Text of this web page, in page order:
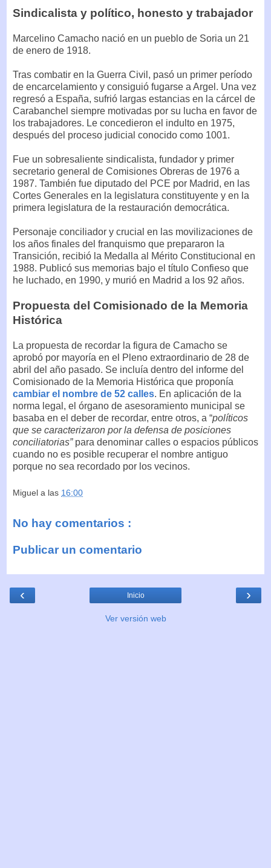
Sindicalista y político, honesto y trabajador
Marcelino Camacho nació en un pueblo de Soria un 21
de enero de 1918.
Tras combatir en la Guerra Civil, pasó un primer período
de encarcelamiento y consiguió fugarse a Argel. Una vez
regresó a España, sufrió largas estancias en la cárcel de
Carabanchel siempre motivadas por su lucha en favor de
los trabajadores. Le concedieron el indulto en 1975,
después del proceso judicial conocido como 1001.
Fue un sobresaliente sindicalista, fundador y primer
secretario general de Comisiones Obreras de 1976 a
1987. También fue diputado del PCE por Madrid, en las
Cortes Generales en la legislatura constituyente y en la
primera legislatura de la restauración democrática.
Personaje conciliador y crucial en las movilizaciones de
los años finales del franquismo que prepararon la
Transición, recibió la Medalla al Mérito Constitucional en
1988. Publicó sus memorias bajo el título Confieso que
he luchado, en 1990, y murió en Madrid a los 92 años.
Propuesta del Comisionado de la Memoria
Histórica
La propuesta de recordar la figura de Camacho se
aprobó por mayoría en el Pleno extraordinario de 28 de
abril del año pasado. Se incluía dentro del informe del
Comisionado de la Memoria Histórica que proponía
cambiar el nombre de 52 calles. En aplicación de la
norma legal, el órgano de asesoramiento municipal se
basaba en el deber de recordar, entre otros, a “políticos
que se caracterizaron por la defensa de posiciones
conciliatorias” para denominar calles o espacios públicos
cuando no es posible recuperar el nombre antiguo
porque no sea recordado por los vecinos.
Miguel a las 16:00
No hay comentarios :
Publicar un comentario
‹ ›
Inicio
Ver versión web